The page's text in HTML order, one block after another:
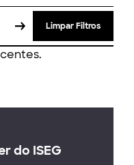
Limpar Filtros
do ISEG